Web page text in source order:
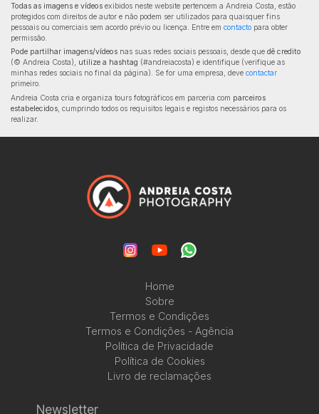
Todas as imagens e vídeos exibidos neste website pertencem a Andreia Costa, estão
protegidos com direitos de autor e não podem ser utilizados para quaisquer fins
pessoais ou comerciais sem acordo prévio ou licença. Entre em contacto para obter
permissão.
Pode partilhar imagens/vídeos nas suas redes sociais pessoais, desde que dê credito
(© Andreia Costa), utilize a hashtag (#andreiacosta) e identifique (verifique as
minhas redes sociais no final da página). Se for uma empresa, deve contactar
primeiro.
Andreia Costa cria e organiza tours fotográficos em parceria com parceiros
estabelecidos , cumprindo todos os requisitos legais e registos necessários para os
realizar.
Home
Sobre
Termos e Condições
Termos e Condições - Agência
Política de Privacidade
Política de Cookies
Livro de reclamações
Newsletter